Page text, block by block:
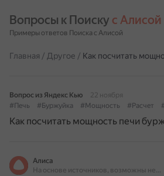
Вопросы к Поиску с Алисой
Примеры ответов Поиска с Алисой
Главная / Другое / Как посчитать
Вопрос из Яндекс Кью
22 ноября
#Печь
#Буржуйка #Мощность #Расчет
Как посчитать мощность печи
Алиса
На основе источников, возможны неточности